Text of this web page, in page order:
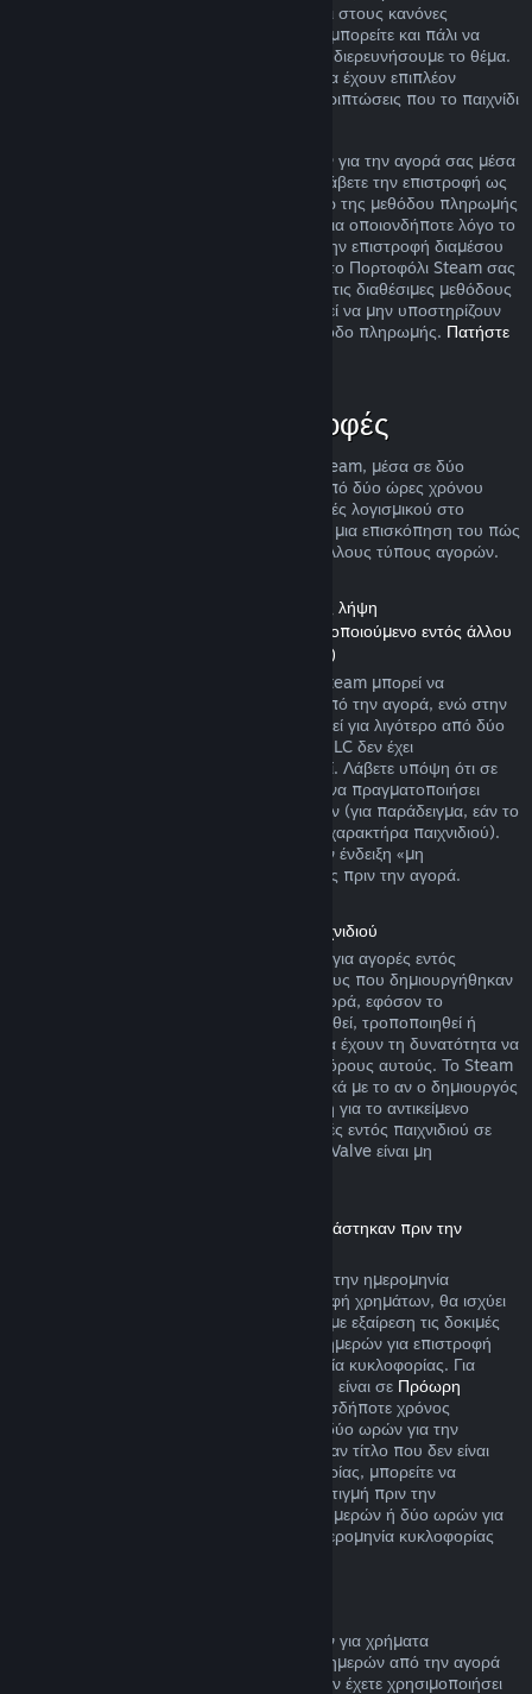
ακόμα και αν η περίπτωσή σας δεν εμπίπτει στους κανόνες
επιστροφής χρημάτων που περιγράφουμε, μπορείτε και πάλι να
ζητήσετε επιστροφή χρημάτων και εμείς θα διερευνήσουμε το θέμα.
Σε ορισμένες περιοχές, οι πελάτες μπορεί να έχουν επιπλέον
δικαιώματα για επιστροφή χρημάτων σε περιπτώσεις που το παιχνίδι
Θα σας δοθεί πλήρης επιστροφή χρημάτων για την αγορά σας μέσα
σε μια βδομάδα από την έγκρισή της. Θα λάβετε την επιστροφή ως
χρήματα στο Πορτοφόλι Steam σας ή μέσω της μεθόδου πληρωμής
που χρησιμοποιήσατε για την αγορά. Εάν για οποιονδήποτε λόγο το
Steam δεν μπορέσει να πραγματοποιήσει την επιστροφή διαμέσου
της αρχικής σας μεθόδου πληρωμής, τότε το Πορτοφόλι Steam σας
θα πιστωθεί το πλήρες ποσό. Κάποιες από τις διαθέσιμες μεθόδους
πληρωμής του Steam στη χώρα σας μπορεί να μην υποστηρίζουν
επιστροφές αγορών πίσω στην αρχική μέθοδο πληρωμής. Πατήστε
Πότε ισχύουν οι επιστροφές
Η προσφορά επιστροφής χρημάτων του Steam, μέσα σε δύο
βδομάδες από την αγορά και με λιγότερο από δύο ώρες χρόνου
παιχνιδιού, ισχύει για παιχνίδια και εφαρμογές λογισμικού στο
Κατάστημα Steam. Εδώ μπορείτε να βρείτε μια επισκόπηση του πώς
λειτουργούν οι επιστροφές χρημάτων για άλλους τύπους αγορών.
Επιστροφή χρημάτων σε Περιεχόμενο προς λήψη
(Περιεχόμενο Καταστήματος Steam χρησιμοποιούμενο εντός άλλου
παιχνιδιού ή εφαρμογής λογισμικού, «DLC»)
DLC που αγοράστηκε από το Κατάστημα Steam μπορεί να
επιστραφεί μέσα σε δεκατέσσερις ημέρες από την αγορά, ενώ στην
περίπτωση που ο σχετικός τίτλος έχει παιχτεί για λιγότερο από δύο
ώρες από την αγορά του DLC, εφόσον το DLC δεν έχει
χρησιμοποιηθεί, τροποποιηθεί ή μεταφερθεί. Λάβετε υπόψη ότι σε
μερικές περιπτώσεις, το Steam δεν μπορεί να πραγματοποιήσει
επιστροφή χρημάτων για κάποια DLC τρίτων (για παράδειγμα, εάν το
DLC αυξάνει ανεπιστρεπτί το επίπεδο ενός χαρακτήρα παιχνιδιού).
Αυτές οι εξαιρέσεις θα φέρουν ευκρινώς την ένδειξη «μη
επιστρέψιμο» στη σελίδα του Καταστήματος πριν την αγορά.
Επιστροφή χρημάτων σε αγορές εντός παιχνιδιού
Το Steam προσφέρει επιστροφή χρημάτων για αγορές εντός
παιχνιδιού σε οποιονδήποτε από τους τίτλους που δημιουργήθηκαν
από τη Valve μέσα σε 48 ώρες από την αγορά, εφόσον το
αντικείμενο παιχνιδιού δεν έχει χρησιμοποιηθεί, τροποποιηθεί ή
μεταφερθεί. Δημιουργοί τρίτων εταιρειών θα έχουν τη δυνατότητα να
επιτρέψουν αντικείμενα παιχνιδιού με τους όρους αυτούς. Το Steam
θα σας ειδοποιεί την ώρα της αγοράς σχετικά με το αν ο δημιουργός
παιχνιδιού επέλεξε να προσφέρει επιστροφή για το αντικείμενο
παιχνιδιού που αγοράζετε. Ειδάλλως, αγορές εντός παιχνιδιού σε
παιχνίδια που δεν δημιουργήθηκαν από τη Valve είναι μη
Επιστροφή χρημάτων για τίτλους που αγοράστηκαν πριν την
Όταν αγοράζετε έναν τίτλο στο Steam πριν την ημερομηνία
κυκλοφορίας του, όσον αφορά την επιστροφή χρημάτων, θα ισχύει
το όριο των δύο ωρών χρόνου παιχνιδιού (με εξαίρεση τις δοκιμές
εκδόσεων βήτα), αλλά η περίοδος των 14 ημερών για επιστροφή
χρημάτων δεν θα ξεκινά πριν την ημερομηνία κυκλοφορίας. Για
παράδειγμα, αν αγοράσετε ένα παιχνίδι που είναι σε Πρόωρη
, οποιοσδήποτε χρόνος
παιχνιδιού θα προσμετράται στο όριο των δύο ωρών για την
επιστροφή χρημάτων. Αν προαγοράσετε έναν τίτλο που δεν είναι
λειτουργικός πριν την ημερομηνία κυκλοφορίας, μπορείτε να
ζητήσετε επιστροφή χρημάτων ανά πάσα στιγμή πριν την
κυκλοφορία του και η τυπική περίοδος 14 ημερών ή δύο ωρών για
επιστροφή χρημάτων θα ισχύει από την ημερομηνία κυκλοφορίας
Μπορείτε να ζητήσετε επιστροφή χρημάτων για χρήματα
Πορτοφολιού Steam εντός δεκατεσσάρων ημερών από την αγορά
αν έχουν αγοραστεί μέσω του Steam και δεν έχετε χρησιμοποιήσει